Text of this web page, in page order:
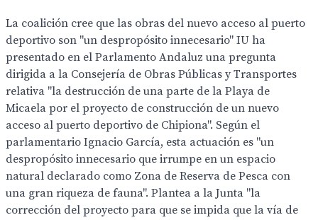
La coalición cree que las obras del nuevo acceso al puerto
deportivo son "un despropósito innecesario" IU ha
presentado en el Parlamento Andaluz una pregunta
dirigida a la Consejería de Obras Públicas y Transportes
relativa "la destrucción de una parte de la Playa de
Micaela por el proyecto de construcción de un nuevo
acceso al puerto deportivo de Chipiona". Según el
parlamentario Ignacio García, esta actuación es "un
despropósito innecesario que irrumpe en un espacio
natural declarado como Zona de Reserva de Pesca con
una gran riqueza de fauna". Plantea a la Junta "la
corrección del proyecto para que se impida que la vía de